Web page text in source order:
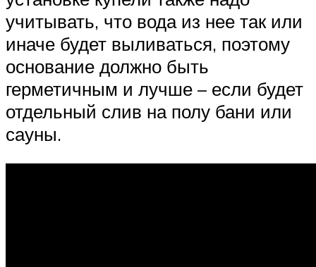
учитывать, что вода из нее так или
иначе будет выливаться, поэтому
основание должно быть
герметичным и лучше – если будет
отдельный слив на полу бани или
сауны.